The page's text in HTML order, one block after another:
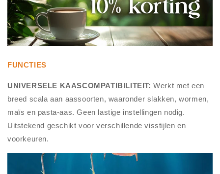
FUNCTIES
UNIVERSELE KAASCOMPATIBILITEIT: Werkt met een
breed scala aan aassoorten, waaronder slakken, wormen,
maïs en pasta-aas. Geen lastige instellingen nodig.
Uitstekend geschikt voor verschillende visstijlen en
voorkeuren.